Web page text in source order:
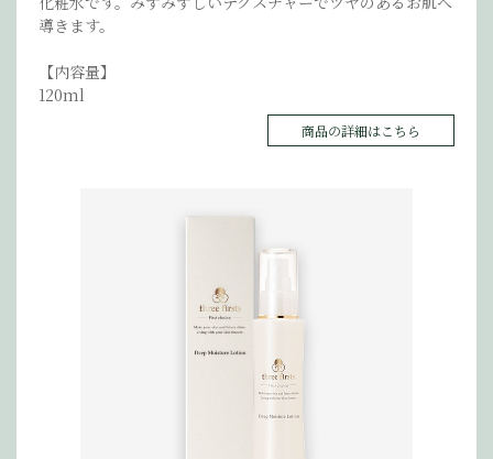
導きます。
【内容量】
120ml
商品の詳細はこちら